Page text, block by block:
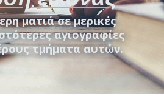
ματιά σε μερικές
αγιογραφίες
τμήματα αυτών.